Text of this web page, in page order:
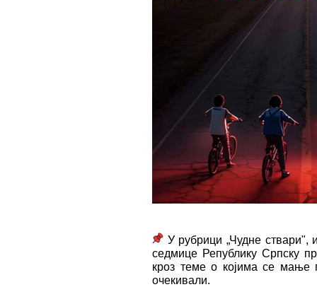
У рубрици „Чудне ствари",
седмице Републику Српску
кроз теме о којима се мање
очекивали.